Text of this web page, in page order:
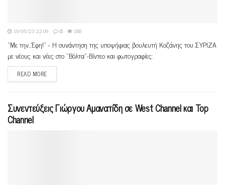
19/05/23 22:09 0 188
"Mε την...Έφη!" - Η συνάντηση της υποψήφιας βουλευτή Κοζάνης του ΣΥΡΙΖΑ
με νέους και νέες στο "Βόλτα"-Βίντεο και φωτογραφίες:
READ MORE
Συνεντεύξεις Γιώργου Αμανατίδη σε West Channel και Top
Channel